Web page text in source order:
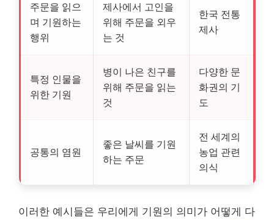
주문을 읽으
며 기원하는
행위
제사에서 고인을
위해 주문을 외우
는 것
한국 전통
제사
특정 인물을
위한 기원
병이 나은 친구를
위해 주문을 읽는
것
다양한 문
화권의 기
도
공통의 염원
좋은 날씨를 기원
하는 주문
전 세계의
농업 관련
의식
이러한 예시들은 우리에게 기원의 의미가 어떻게 다